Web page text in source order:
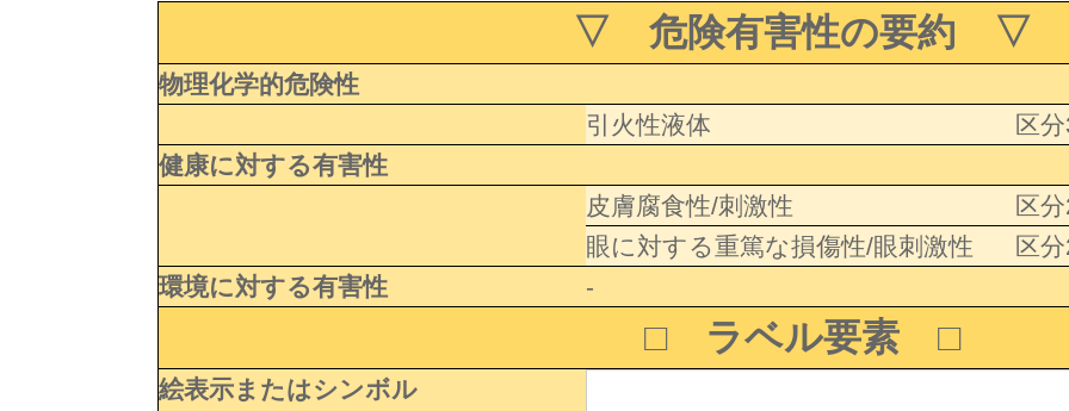
▽ 危険有害性の要約 ▽
物理化学的危険性
引火性液体
区
健康に対する有害性
皮膚腐食性/刺激性
区
眼に対する重篤な損傷性/眼刺激性
区
環境に対する有害性
-
□ ラベル要素 □
絵表示またはシンボル